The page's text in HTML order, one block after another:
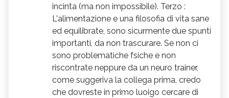
incinta (ma non impossibile). Terzo :
L'alimentazione e una filosofia di vita sane
ed equilibrate, sono sicurmente due spunti
importanti, da non trascurare. Se non ci
sono problematiche fsiche e non
riscontrate neppure da un neuro trainer,
come suggeriva la collega prima, credo
che dovreste in primo luoigo cercare di